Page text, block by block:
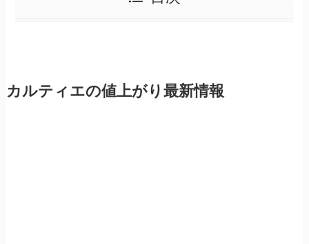
カルティエの値上がり最新情報